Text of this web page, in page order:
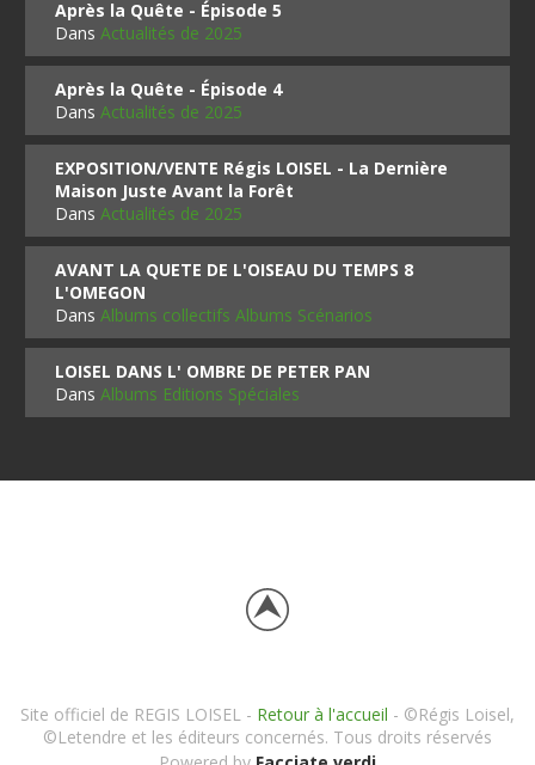
Après la Quête - Épisode 5
DansActualités de 2025
Après la Quête - Épisode 4
DansActualités de 2025
EXPOSITION/VENTE Régis LOISEL - La Dernière
Maison Juste Avant la Forêt
DansActualités de 2025
AVANT LA QUETE DE L'OISEAU DU TEMPS 8
L'OMEGON
DansAlbums collectifs Albums Scénarios
LOISEL DANS L' OMBRE DE PETER PAN
DansAlbums Editions Spéciales
Site officiel de REGIS LOISEL - Retour à l'accueil - ©Régis Loisel,
©Letendre et les éditeurs concernés. Tous droits réservés